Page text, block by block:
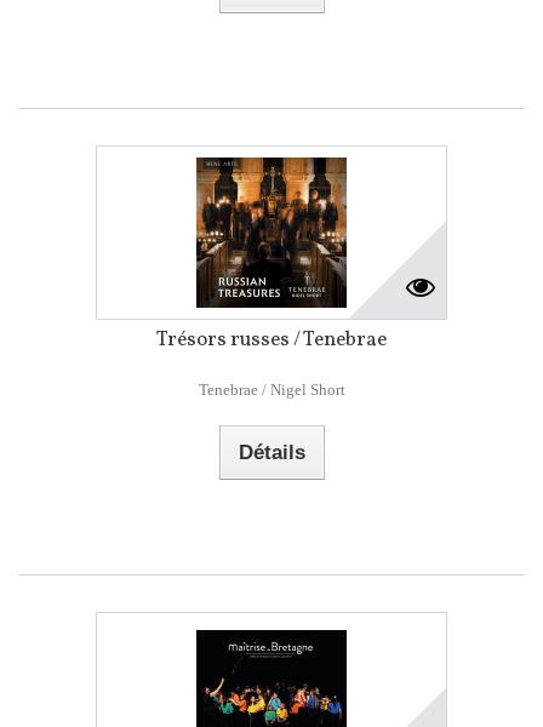
Trésors russes / Tenebrae
Tenebrae / Nigel Short
Détails